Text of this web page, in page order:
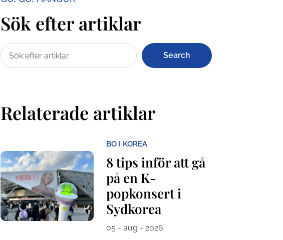
Sök efter artiklar
Search
Relaterade artiklar
BO I KOREA
8 tips inför att gå
på en K-
popkonsert i
Sydkorea
05 - aug - 2026